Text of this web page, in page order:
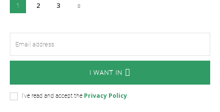
1 2 3
I WANT IN
I've read and accept the Privacy Policy.